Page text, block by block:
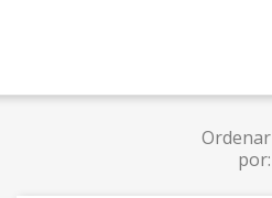
Ordenar
por: